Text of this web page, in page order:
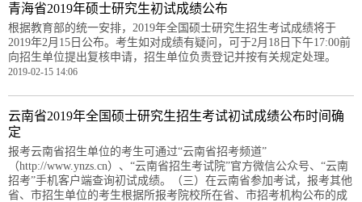
青海省2019年硕士研究生初试成绩公布
根据教育部的统一安排，2019年全国硕士研究生招生考试成绩将于
2019年2月15日公布。考生如对成绩有疑问，可于2月18日下午17:00前
向招生单位提出复核申请，招生单位负责登记并按有关规定处理。
2019-02-15 14:06
云南省2019年全国硕士研究生招生考试初试成绩公布时间确
定
报考云南省招生单位的考生可通过“云南省招考频道”
（http://www.ynzs.cn）、“云南省招生考试院”官方微信公众号、“云南
招考”手机客户端查询初试成绩。（三）在云南省参加考试，报考其他
省、市招生单位的考生根据所报考院校所在省、市招考机构公布的成